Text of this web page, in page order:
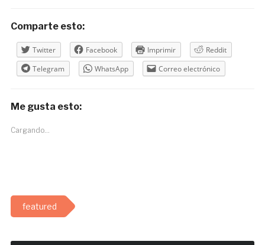
Comparte esto:
Twitter Facebook Imprimir
Reddit
Telegram
WhatsApp Correo electrónico
Me gusta esto:
Cargando...
featured